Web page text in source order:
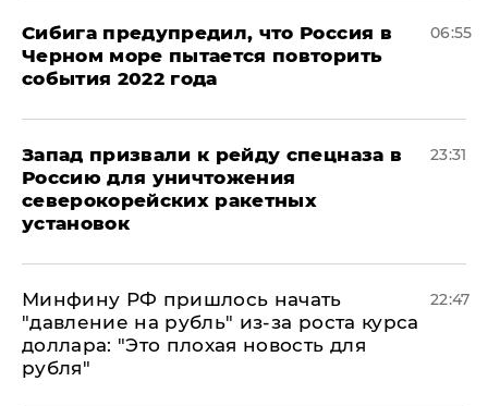
Сибига предупредил, что Россия в
Черном море пытается повторить
события 2022 года
06:55
Запад призвали к рейду спецназа в
Россию для уничтожения
северокорейских ракетных
установок
23:31
Минфину РФ пришлось начать
"давление на рубль" из-за роста курса
доллара: "Это плохая новость для
рубля"
22:47